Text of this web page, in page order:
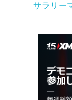
サラリー